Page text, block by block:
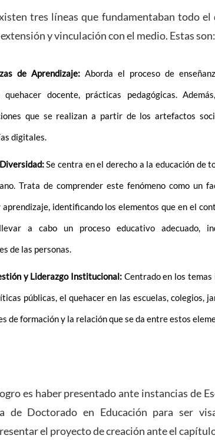
tres líneas que fundamentaban todo el
y vinculación con el medio. Estas son:
de Aprendizaje:Aborda el proceso de
quehacer docente, prácticas pedagógicas.
que se realizan a partir de los artefactos
digitales.
Se centra en el derecho a la educación de
Trata de comprender este fenómeno como un
aprendizaje, identificando los elementos que en el
a cabo un proceso educativo adecuado,
de las personas.
y Liderazgo Institucional: Centrado en los
públicas, el quehacer en las escuelas, colegios,
de formación y la relación que se da entre estos
es haber presentado ante instancias de
de Doctorado en Educación para ser
el proyecto de creación ante el